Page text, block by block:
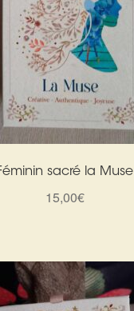
sacré la Muse
15,00€